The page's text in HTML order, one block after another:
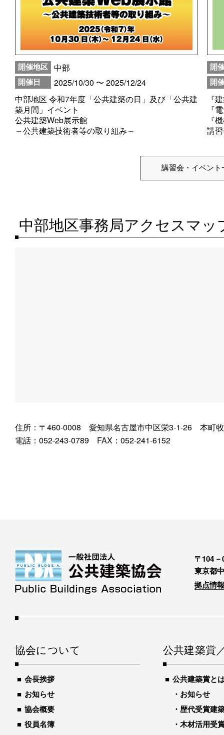
開催地区 中部
開催日
2025/10/30 〜 2025/12/24
中部地区 令和7年度「公共建築の日」及び「公共建
築月間」イベント
公共建築Web展示館
～公共建築技術者等の取り組み～
開
開
『
『
『
講
講習会・イベント
中部地区事務局アクセスマッ
住所：〒460-0008 愛知県名古屋市中区栄3-1-26 本町
電話：052-243-0789 FAX：052-241-6152
〒104－
東京都
拠点情
協会について
会長挨拶
お知らせ
協会概要
役員名簿
公共建築賞
公共建築賞と
お知らせ
歴代受賞建
木材活用受